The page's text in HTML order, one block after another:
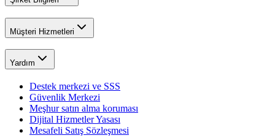
Müşteri Hizmetleri
Yardım
Destek merkezi ve SSS
Güvenlik Merkezi
Meşhur satın alma koruması
Dijital Hizmetler Yasası
Mesafeli Satış Sözleşmesi